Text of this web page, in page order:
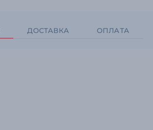
ДОСТАВКА ОПЛАТА